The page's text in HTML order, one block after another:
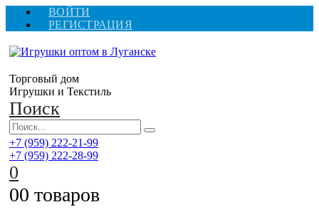
ВОЙТИ
РЕГИСТРАЦИЯ
Торговый дом
Игрушки и Текстиль
Поиск
+7 (959) 222-21-99
+7 (959) 222-28-99
0
00 товаров